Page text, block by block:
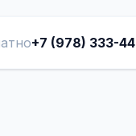
+7 (978) 333-